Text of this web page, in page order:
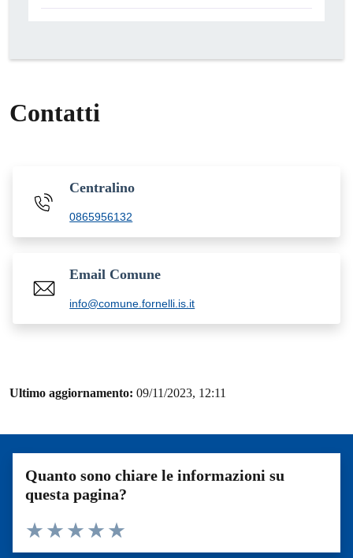
Contatti
Centralino
0865956132
Email Comune
info@comune.fornelli.is.it
Ultimo aggiornamento: 09/11/2023, 12:11
Quanto sono chiare le informazioni su
questa pagina?